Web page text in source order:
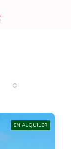
EN ALQUILER